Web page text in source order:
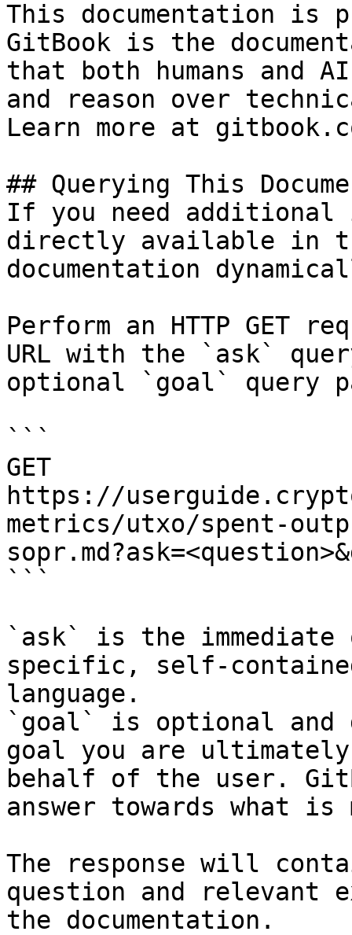
This documentation is
GitBook is the
that both humans and
and reason over
Learn more at
## Querying This
If you need
directly available in
documentation
Perform an HTTP GET
URL with the `ask`
optional `goal` query
```
GET
https://
metrics/utxo/spent-
```
`ask` is the
specific, self-
language.
`goal` is optional and
goal you are
behalf of the user.
answer towards what
The response will
question and relevant
the documentation.